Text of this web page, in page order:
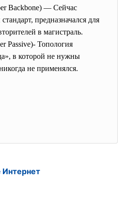
Backbone) — Сейчас
предназначался для
в магистраль.
Passive)- Топология
в которой не нужны
не применялся.
Интернет